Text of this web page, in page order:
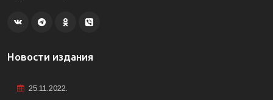
Новости издания
25.11.2022.